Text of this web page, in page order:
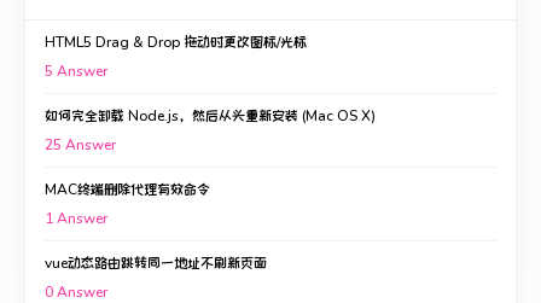
HTML5 Drag & Drop 拖动时更改图标/光标
5 Answer
如何完全卸载 Node.js，然后从头重新安装 (Mac OS X)
25 Answer
MAC终端删除代理有效命令
1Answer
vue动态路由跳转同一地址不刷新页面
0Answer